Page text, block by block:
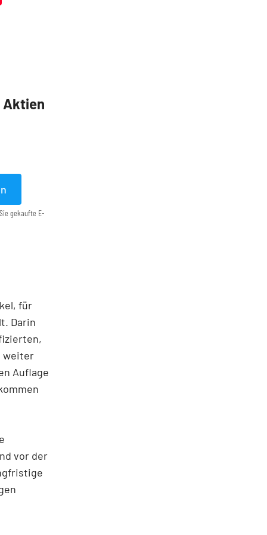
Aktien
gekaufte E-
für
Darin
weiter
Auflage
vor der